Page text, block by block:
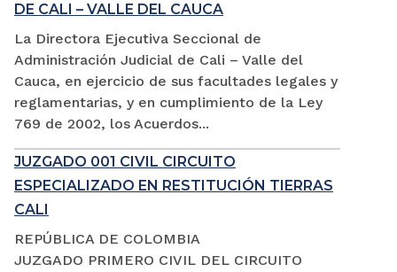
DE CALI – VALLE DEL CAUCA
La Directora Ejecutiva Seccional de
Administración Judicial de Cali – Valle del
Cauca, en ejercicio de sus facultades legales y
reglamentarias, y en cumplimiento de la Ley
769 de 2002, los Acuerdos...
JUZGADO 001 CIVIL CIRCUITO
ESPECIALIZADO EN RESTITUCIÓN TIERRAS
CALI
REPÚBLICA DE COLOMBIA
JUZGADO PRIMERO CIVIL DEL CIRCUITO